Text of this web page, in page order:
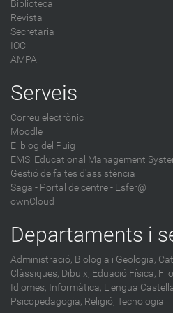
Biblioteca
Revista
Secretaria
IOC
AMPA
Serveis
Correu electrònic
Moodle
El blog del Puig
EMS: Educational Management
Gestió de faltes d'assistència
Saga - Portal de centre - Esfer@
ownCloud
Departaments i
Administració, Biologia i Geologia,
Clàssiques, Dibuix, Eduació Física,
Idiomes, Informàtica, Llengua
Psicopedagogia, Religió, Tecnologia